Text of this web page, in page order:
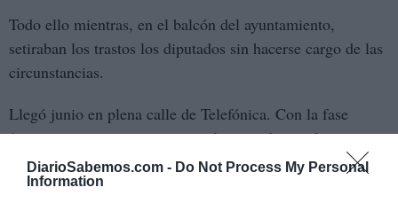
DiarioSabemos.com - Do Not Process My Personal
Information
Todo ello mientras, en el balcón del ayuntamiento,
setiraban los trastos los diputados sin hacerse cargo de las
circunstancias.
Llegó junio en plena calle de Telefónica. Con la fase
1,empezamos a incorporarnos al recorrido, a salir a pasear
y a reencontrarnos connuestros allegados más cercanos en
reducidos grupos.